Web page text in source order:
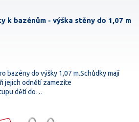
k bazénům - výška stěny do 1,07 m
bazény do výšky 1,07 m.Schůdky mají
jejich odnětí zamezíte
dětí do…